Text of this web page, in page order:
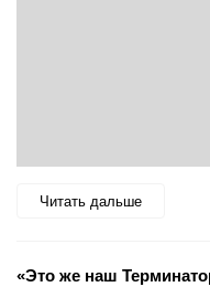
Читать дальше
«Это же наш